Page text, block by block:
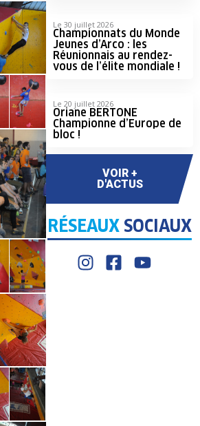
Le 30 juillet 2026
Championnats du Monde
Jeunes d’Arco : les
Réunionnais au rendez-
vous de l’élite mondiale !
Le 20 juillet 2026
Oriane BERTONE
Championne d’Europe de
bloc !
VOIR +
D'ACTUS
RÉSEAUX SOCIAUX